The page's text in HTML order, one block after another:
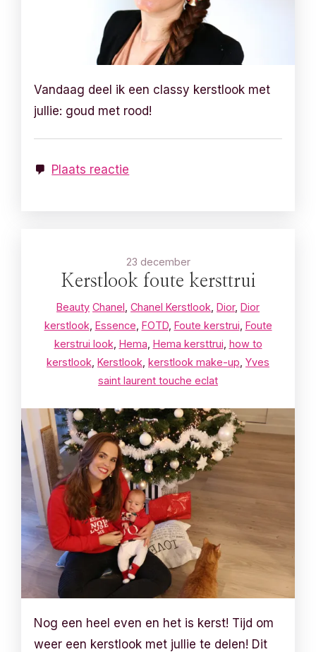
Vandaag deel ik een classy kerstlook met
jullie: goud met rood!
Plaats reactie
23 december
Kerstlook foute kersttrui
Beauty Chanel Chanel Kerstlook Dior, Dior
kerstlook Essence FOTD, Foute kerstrui Foute
kerstrui look Hema Hema kersttrui how to
kerstlook Kerstlook kerstlook make-up Yves
saint laurent touche eclat
Nog een heel even en het is kerst! Tijd om
weer een kerstlook met jullie te delen! Dit